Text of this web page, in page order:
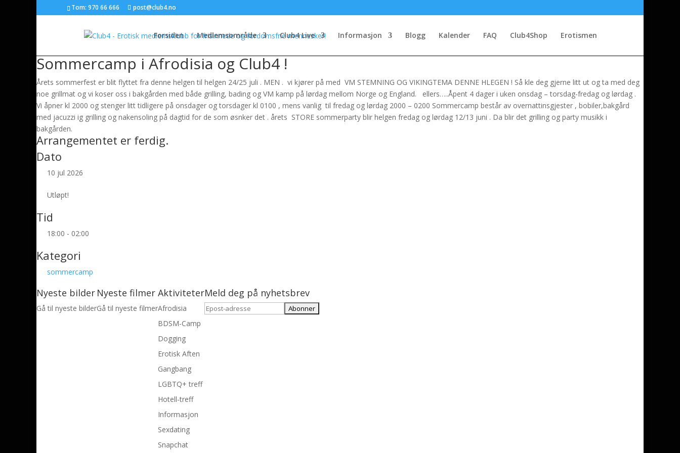
Tom: 970 66 666 post@club4.no
Forsiden Medlemsområde Club4 Live Informasjon Blogg Kalender FAQ Club4Shop Erotismen
Sommercamp i Afrodisia og Club4 !
Årets sommerfest er blit flyttet fra denne helgen til helgen 24/25 juli . MEN . vi kjører på med VM STEMNING OG VIKINGTEMA DENNE HLEGEN ! Så kle deg gjerne litt ut og ta med deg
noe grillmat og vi koser oss i bakgården med både grilling, bading og VM kamp på lørdag mellom Norge og England. ellers…..Åpent 4 dager i uken onsdag – torsdag-fredag og lørdag .
Vi åpner kl 2000 og stenger litt tidligere på onsdager og torsdager kl 0100 , mens vanlig til fredag og lørdag 2000 – 0200 Sommercamp består av overnattinsgjester , bobiler,bakgård
med jacuzzi ig grilling og nakensoling på dagtid for de som øsnker det . årets STORE sommerparty blir helgen fredag og lørdag 12/13 juni . Da blir det grilling og party musikk i
bakgården.
Arrangementet er ferdig.
Dato
10 jul 2026
Utløpt!
Tid
18:00 - 02:00
Kategori
sommercamp
Nyeste bilder
Gå til nyeste bilder
Nyeste filmer
Gå til nyeste filmer
Aktiviteter
Afrodisia
BDSM-Camp
Dogging
Erotisk Aften
Gangbang
LGBTQ+ treff
Hotell-treff
Informasjon
Sexdating
Snapchat
Meld deg på nyhetsbrev